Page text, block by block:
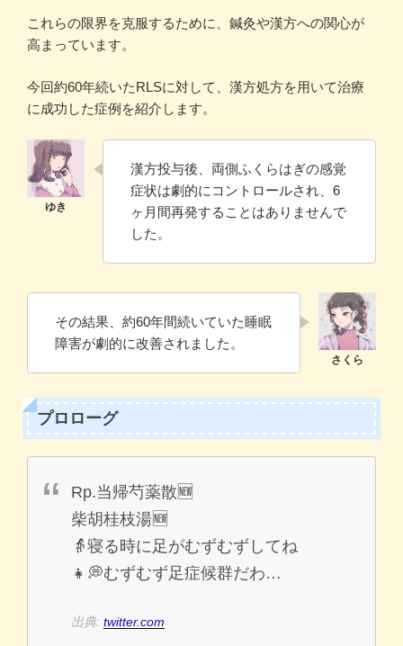
これらの限界を克服するために、鍼灸や漢方への関心が
高まっています。
今回約60年続いたRLSに対して、漢方処方を用いて治療
に成功した症例を紹介します。
漢方投与後、両側ふくらはぎの感覚
症状は劇的にコントロールされ、6
ヶ月間再発することはありませんで
した。
その結果、約60年間続いていた睡眠
障害が劇的に改善されました。
プロローグ
Rp.当帰芍薬散🆕
柴胡桂枝湯🆕
👵寝る時に足がむずむずしてね
👧💭むずむず足症候群だわ…
出典: twitter.com